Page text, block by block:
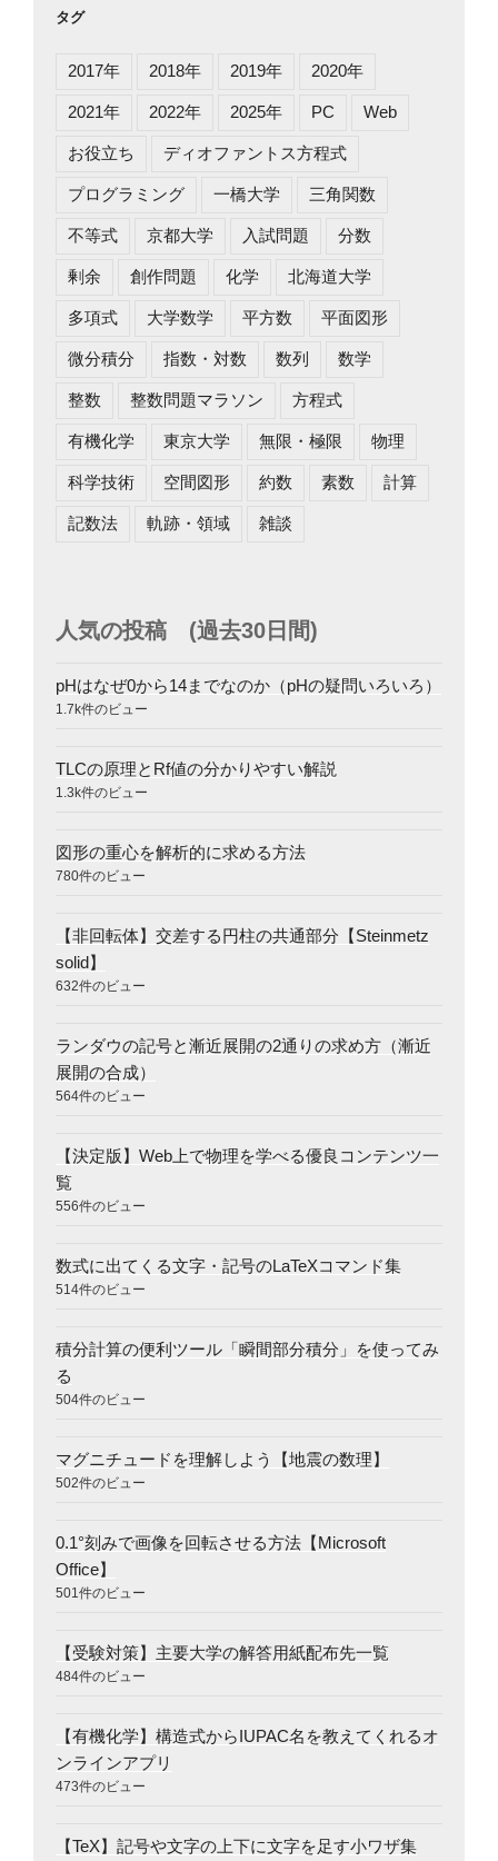
タグ
2017年 2018年 2019年 2020年
2021年 2022年 2025年 PC Web
お役立ち ディオファントス方程式
プログラミング 一橋大学 三角関数
不等式 京都大学 入試問題 分数
剰余 創作問題 化学 北海道大学
多項式 大学数学 平方数 平面図形
微分積分 指数・対数 数列 数学
整数 整数問題マラソン 方程式
有機化学 東京大学 無限・極限 物理
科学技術 空間図形 約数 素数 計算
記数法 軌跡・領域 雑談
人気の投稿 (過去30日間)
pHはなぜ0から14までなのか（pHの疑問いろいろ）
1.7k件のビュー
TLCの原理とRf値の分かりやすい解説
1.3k件のビュー
図形の重心を解析的に求める方法
780件のビュー
【非回転体】交差する円柱の共通部分【Steinmetz
solid】
632件のビュー
ランダウの記号と漸近展開の2通りの求め方（漸近
展開の合成）
564件のビュー
【決定版】Web上で物理を学べる優良コンテンツ一
覧
556件のビュー
数式に出てくる文字・記号のLaTeXコマンド集
514件のビュー
積分計算の便利ツール「瞬間部分積分」を使ってみ
る
504件のビュー
マグニチュードを理解しよう【地震の数理】
502件のビュー
0.1°刻みで画像を回転させる方法【Microsoft
Office】
501件のビュー
【受験対策】主要大学の解答用紙配布先一覧
484件のビュー
【有機化学】構造式からIUPAC名を教えてくれるオ
ンラインアプリ
473件のビュー
【TeX】記号や文字の上下に文字を足す小ワザ集